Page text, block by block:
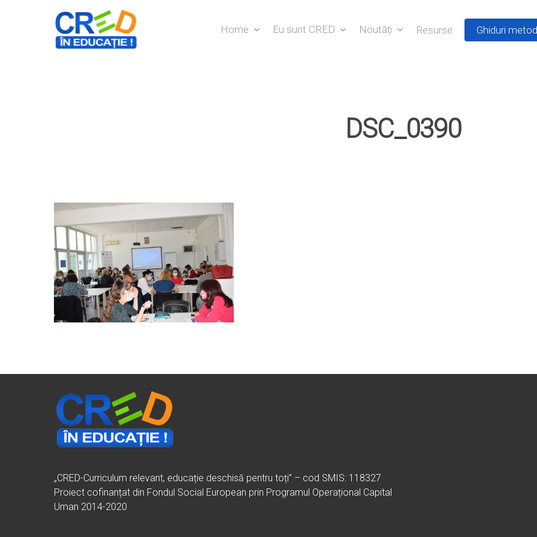
Home Eu sunt CRED Noutăți Resurse Ghiduri
DSC_0390
„CRED-Curriculum relevant, educație deschisă pentru toți” – cod SMIS: 118327
Proiect cofinanțat din Fondul Social European prin Programul Operațional Capital
Uman 2014-2020